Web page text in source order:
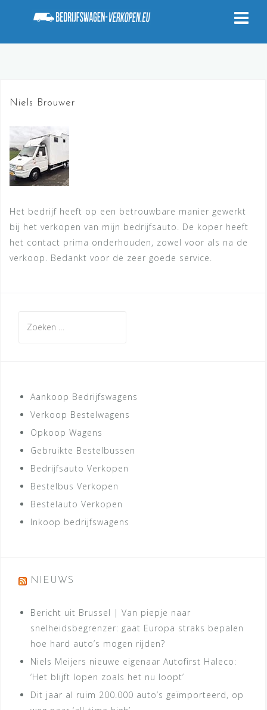
Niels Brouwer
Het bedrijf heeft op een betrouwbare manier gewerkt
bij het verkopen van mijn bedrijfsauto. De koper heeft
het contact prima onderhouden, zowel voor als na de
verkoop. Bedankt voor de zeer goede service.
naar:
Aankoop Bedrijfswagens
Verkoop Bestelwagens
Opkoop Wagens
Gebruikte Bestelbussen
Bedrijfsauto Verkopen
Bestelbus Verkopen
Bestelauto Verkopen
Inkoop bedrijfswagens
NIEUWS
Bericht uit Brussel | Van piepje naar
snelheidsbegrenzer: gaat Europa straks bepalen
hoe hard auto’s mogen rijden?
Niels Meijers nieuwe eigenaar Autofirst Haleco:
‘Het blijft lopen zoals het nu loopt’
Dit jaar al ruim 200.000 auto’s geïmporteerd, op